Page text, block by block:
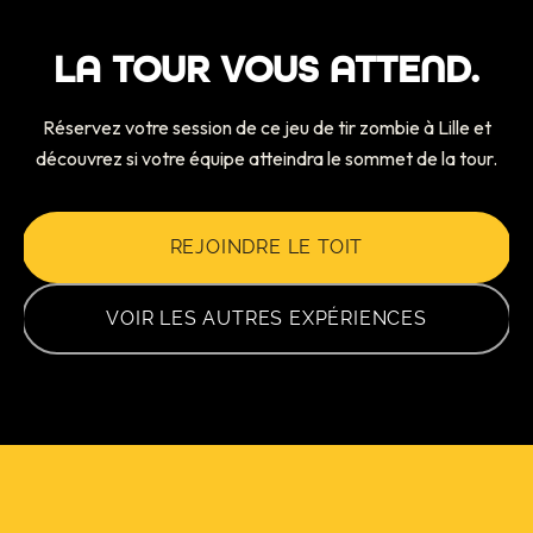
LA TOUR VOUS ATTEND.
Réservez votre session de ce jeu de tir zombie à Lille et
découvrez si votre équipe atteindra le sommet de la tour.
REJOINDRE LE TOIT
VOIR LES AUTRES EXPÉRIENCES